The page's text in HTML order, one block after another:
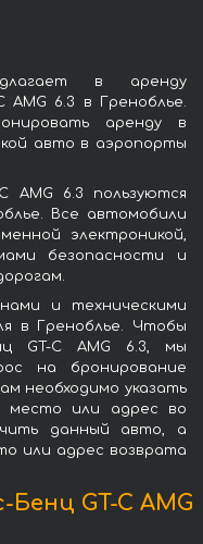
в аренду
AMG 6.3 в Греноблье.
аренду в
авто в аэропорты
AMG 6.3 пользуются
Все автомобили
электроникой,
безопасности и
и техническими
в Греноблье. Чтобы
GT-C AMG 6.3, мы
на бронирование
необходимо указать
место или адрес во
данный авто, а
или адрес возврата
GT-C AMG